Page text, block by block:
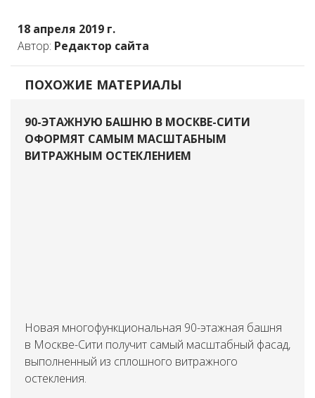
18 апреля 2019 г.
Автор: Редактор сайта
ПОХОЖИЕ МАТЕРИАЛЫ
90-ЭТАЖНУЮ БАШНЮ В МОСКВЕ-СИТИ
ОФОРМЯТ САМЫМ МАСШТАБНЫМ
ВИТРАЖНЫМ ОСТЕКЛЕНИЕМ
Новая многофункциональная 90-этажная башня
в Москве-Сити получит самый масштабный фасад,
выполненный из сплошного витражного
остекления.